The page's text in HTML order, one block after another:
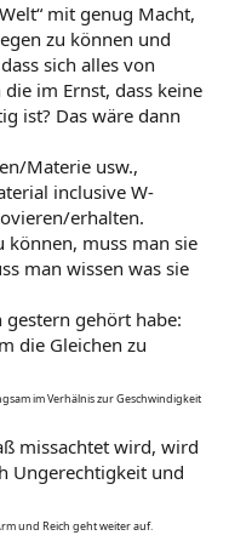
mit genug Macht,
zu können und
sich alles von
im Ernst, dass keine
ist? Das wäre dann
Materie usw.,
inclusive W-
erhalten.
können, muss man sie
man wissen was sie
gehört habe:
die Gleichen zu
im Verhälnis zur Geschwindigkeit
missachtet wird, wird
Ungerechtigkeit und
und Reich geht weiter auf.